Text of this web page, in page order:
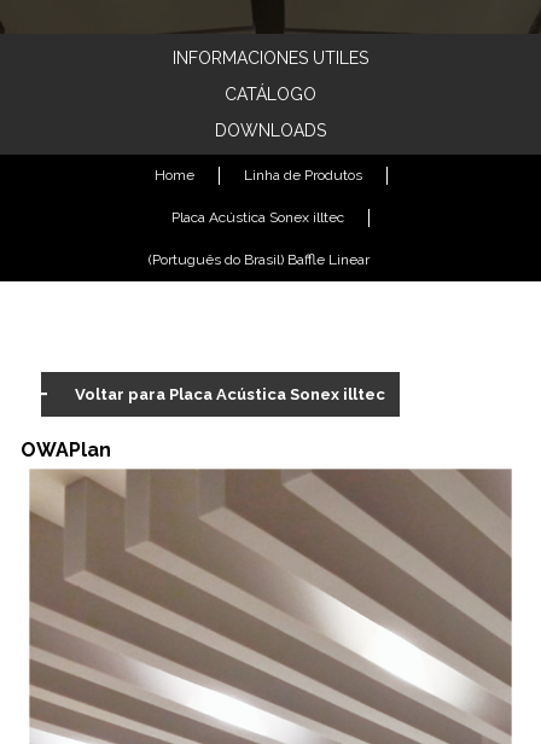
INFORMACIONES UTILES
CATÁLOGO
DOWNLOADS
Home Linha de Produtos
Placa Acústica Sonex illtec
(Português do Brasil) Baffle Linear
Voltar para Placa Acústica Sonex illtec
OWAPlan